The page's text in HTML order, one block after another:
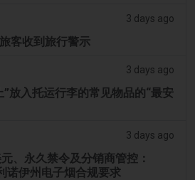
3 days ago
客收到旅行警示
3 days ago
放入托运行李的常见物品的“最安
3 days ago
、永久禁令及分销商管控：
诺伊州电子烟合规要求